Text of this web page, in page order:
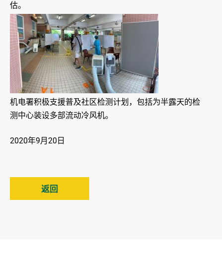
估。
机电署积极支援普及社区检测计划，包括为半露天的检
测中心装设多部流动冷风机。
2020年9月20日
返回